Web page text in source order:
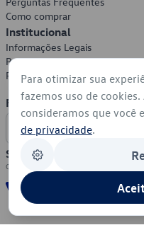
Como comprar
Institucional
Informações Legais
Política de Privacidade
Política de Cookies
Formas de Pagamento
Segurança
Para otimizar sua
fazemos uso de
consideramos que você
de privacidade.